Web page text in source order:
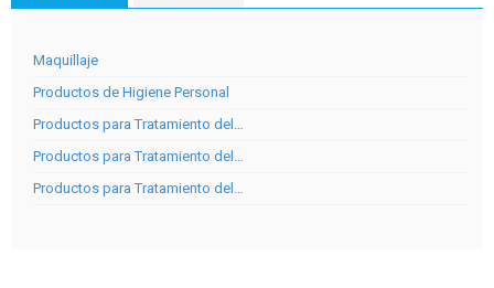
Maquillaje
Productos de Higiene Personal
Productos para Tratamiento del…
Productos para Tratamiento del…
Productos para Tratamiento del…